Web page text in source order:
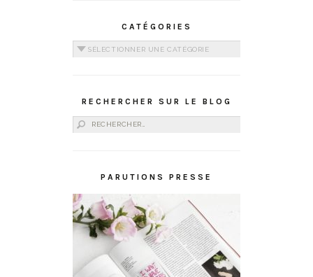
CATÉGORIES
Catégories
RECHERCHER SUR LE BLOG
Rechercher :
PARUTIONS PRESSE